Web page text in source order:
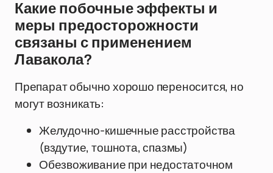
Какие побочные эффекты и
меры предосторожности
связаны с применением
Лавакола?
Препарат обычно хорошо переносится, но
могут возникать:
Желудочно-кишечные расстройства
(вздутие, тошнота, спазмы)
Обезвоживание при недостаточном